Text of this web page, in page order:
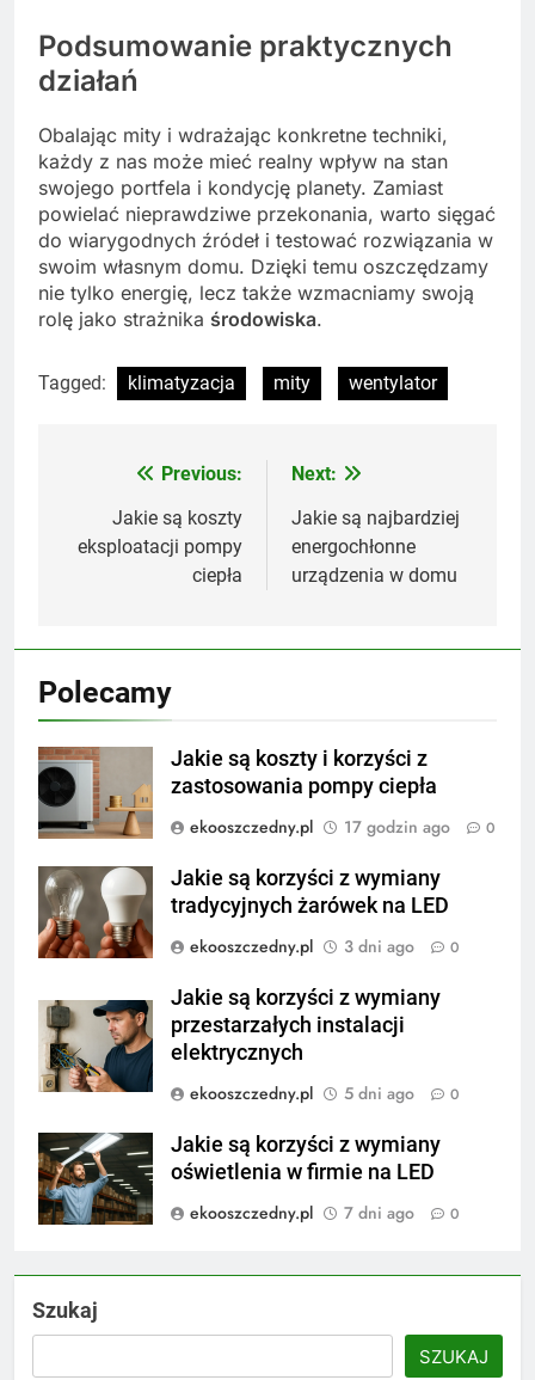
Podsumowanie praktycznych
działań
Obalając mity i wdrażając konkretne techniki,
każdy z nas może mieć realny wpływ na stan
swojego portfela i kondycję planety. Zamiast
powielać nieprawdziwe przekonania, warto sięgać
do wiarygodnych źródeł i testować rozwiązania w
swoim własnym domu. Dzięki temu oszczędzamy
nie tylko energię, lecz także wzmacniamy swoją
rolę jako strażnika środowiska.
Tagged: klimatyzacja mity wentylator
Nawigacja
wpisu
Previous:
Jakie są koszty
eksploatacji pompy
ciepła
Next:
Jakie są najbardziej
energochłonne
urządzenia w domu
Polecamy
Jakie są koszty i korzyści z
zastosowania pompy ciepła
ekooszczedny.pl
17 godzin ago 0
Jakie są korzyści z wymiany
tradycyjnych żarówek na LED
ekooszczedny.pl
3 dni ago 0
Jakie są korzyści z wymiany
przestarzałych instalacji
elektrycznych
ekooszczedny.pl
5 dni ago 0
Jakie są korzyści z wymiany
oświetlenia w firmie na LED
ekooszczedny.pl
7 dni ago 0
Szukaj
SZUKAJ